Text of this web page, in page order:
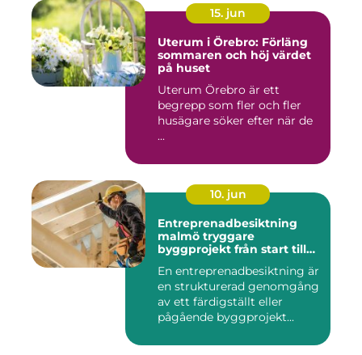
15. jun
Uterum i Örebro: Förläng
sommaren och höj värdet
på huset
Uterum Örebro är ett
begrepp som fler och fler
husägare söker efter när de
...
10. jun
Entreprenadbesiktning
malmö tryggare
byggprojekt från start till
En entreprenadbesiktning är
en strukturerad genomgång
av ett färdigställt eller
pågående byggprojekt...